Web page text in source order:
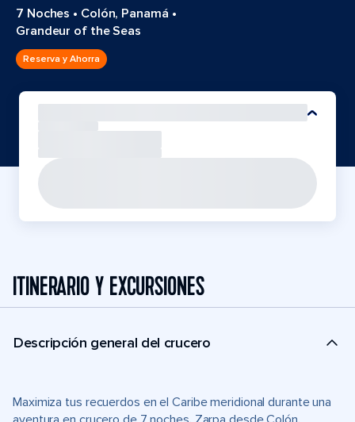
7 Noches • Colón, Panamá •
Grandeur of the Seas
Reserva y Ahorra
ITINERARIO Y EXCURSIONES
Descripción general del crucero
Maximiza tus recuerdos en el Caribe meridional durante una